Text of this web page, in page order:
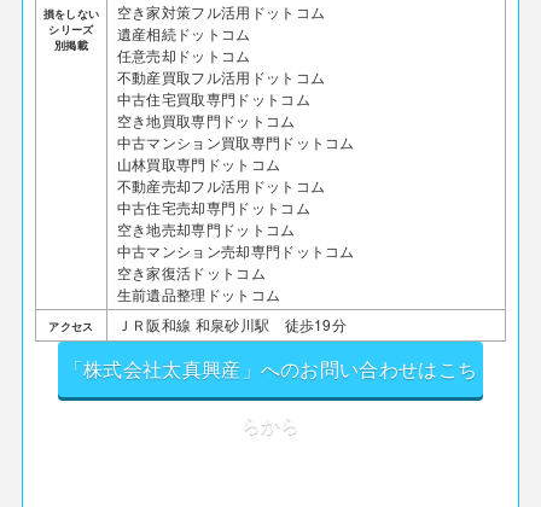
損をしない
シリーズ
別掲載
空き家対策フル活用ドットコム
遺産相続ドットコム
任意売却ドットコム
不動産買取フル活用ドットコム
中古住宅買取専門ドットコム
空き地買取専門ドットコム
中古マンション買取専門ドットコム
山林買取専門ドットコム
不動産売却フル活用ドットコム
中古住宅売却専門ドットコム
空き地売却専門ドットコム
中古マンション売却専門ドットコム
空き家復活ドットコム
生前遺品整理ドットコム
アクセス ＪＲ阪和線 和泉砂川駅 徒歩19分
「株式会社太真興産」へのお問い合わせはこち
らから